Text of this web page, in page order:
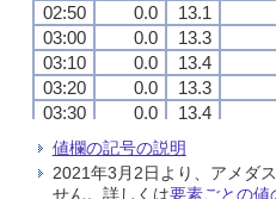
02:50
0.0 13.1
03:00
0.0 13.3
03:10
0.0 13.4
03:20
0.0 13.3
03:30
0.0 13.4
03:40
0.0 13.4
03:50
0.0 13.3
04:00
0.0 13.2
02:50
0.0 13.1
03:00
0.0 13.3
03:10
0.0 13.4
03:20
0.0 13.3
03:30
0.0 13.4
03:40
0.0 13.4
03:50
0.0 13.3
04:00
0.0 13.2
02:50
0.0 13.1
03:00
0.0 13.3
03:10
0.0 13.4
03:20
0.0 13.3
03:30
0.0 13.4
03:40
0.0 13.4
03:50
0.0 13.3
04:00
0.0 13.2
02:50
0.0 13.1
03:00
0.0 13.3
03:10
0.0 13.4
03:20
0.0 13.3
03:30
0.0 13.4
03:40
0.0 13.4
03:50
0.0 13.3
04:00
0.0 13.2
値欄の記号の説明
2021年3月2日より、アメダ
せん。詳しくは要素ごとの値